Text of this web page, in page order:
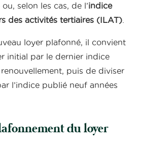
ou, selon les cas, de l’indice
des activités tertiaires (ILAT)
loyer plafonné, il convient
initial par le dernier indice
puis de diviser
l’indice publié neuf années
du loyer